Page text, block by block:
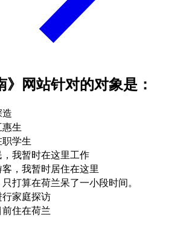
》网站针对的对象是：
生
学生
我暂时在这里工作
，我暂时居住在这里
打算在荷兰呆了一小段时间。
家庭探访
住在荷兰